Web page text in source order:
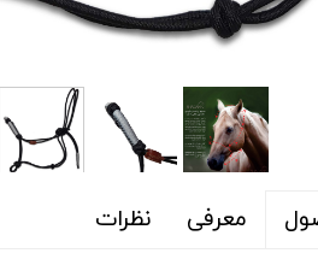
معرفی نظرات